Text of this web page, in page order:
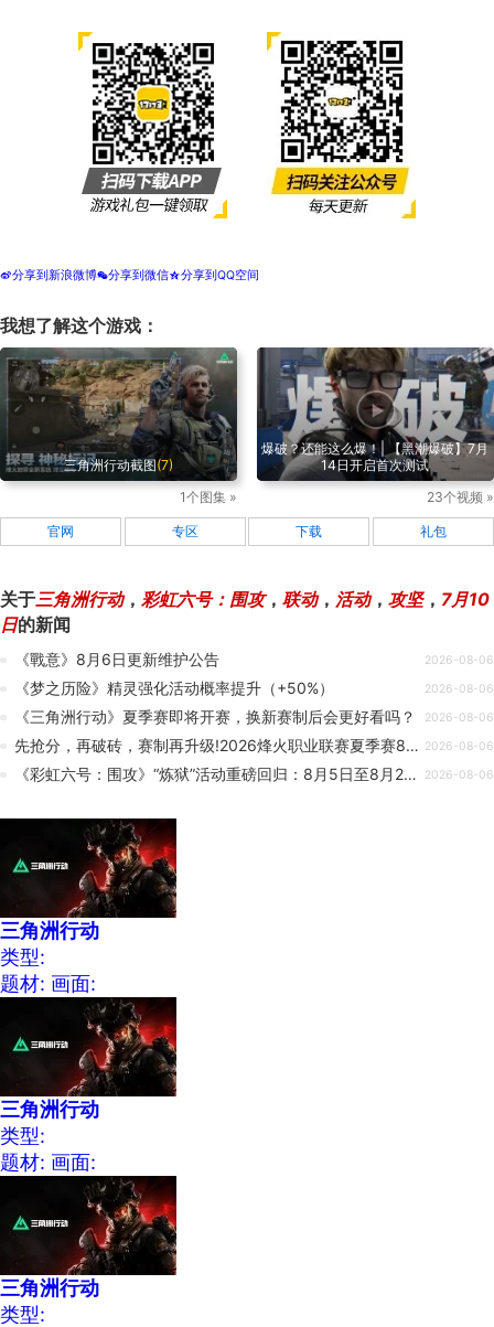
t分享到新浪微博w分享到微信z分享到QQ空间
我想了解这个游戏：
三角洲行动截图(7)
1个图集 »
爆破？还能这么爆！| 【黑潮爆破】7月
14日开启首次测试
23个视频 »
官网 专区 下载 礼包
关于 三角洲行动， 彩虹六号：围攻， 联动， 活动， 攻坚， 7月10
日的新闻
《戰意》8月6日更新维护公告 2026-08-06
《梦之历险》精灵强化活动概率提升（+50%） 2026-08-06
《三角洲行动》夏季赛即将开赛，换新赛制后会更好看吗？ 2026-08-06
先抢分，再破砖，赛制再升级!2026烽火职业联赛夏季赛8月5日开赛 2026-08-06
《彩虹六号：围攻》“炼狱”活动重磅回归：8月5日至8月26日，开启全新征程 2026-08-06
三角洲行动
类型:
题材: 画面:
三角洲行动
类型:
题材: 画面:
三角洲行动
类型: